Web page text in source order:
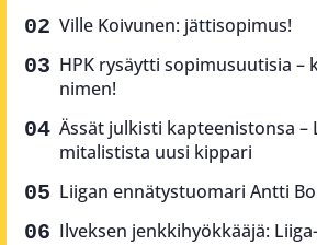
Ville Koivunen: jättisopimus!
HPK rysäytti sopimusuutisia –
nimen!
Ässät julkisti kapteenistonsa –
mitalistista uusi kippari
Liigan ennätystuomari Antti
Ilveksen jenkkihyökkääjä: